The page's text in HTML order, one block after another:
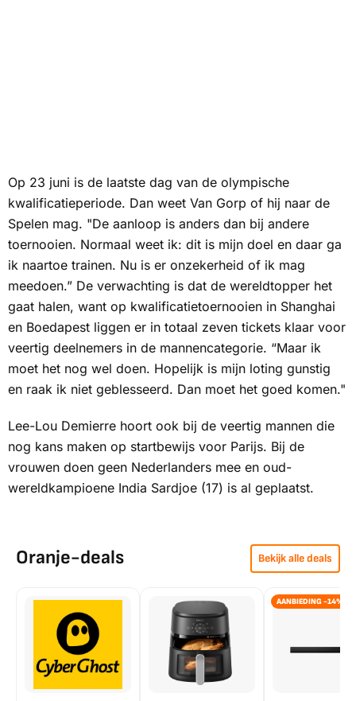
Op 23 juni is de laatste dag van de olympische
kwalificatieperiode. Dan weet Van Gorp of hij naar de
Spelen mag. "De aanloop is anders dan bij andere
toernooien. Normaal weet ik: dit is mijn doel en daar ga
ik naartoe trainen. Nu is er onzekerheid of ik mag
meedoen.” De verwachting is dat de wereldtopper het
gaat halen, want op kwalificatietoernooien in Shanghai
en Boedapest liggen er in totaal zeven tickets klaar voor
veertig deelnemers in de mannencategorie. “Maar ik
moet het nog wel doen. Hopelijk is mijn loting gunstig
en raak ik niet geblesseerd. Dan moet het goed komen."
Lee-Lou Demierre hoort ook bij de veertig mannen die
nog kans maken op startbewijs voor Parijs. Bij de
vrouwen doen geen Nederlanders mee en oud-
wereldkampioene India Sardjoe (17) is al geplaatst.
Oranje-deals Bekijk alle deals
AANBIEDING -14%